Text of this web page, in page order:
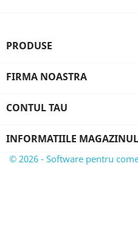
PRODUSE
FIRMA NOASTRA
CONTUL TAU
INFORMATIILE
© 2026 - Software pentru